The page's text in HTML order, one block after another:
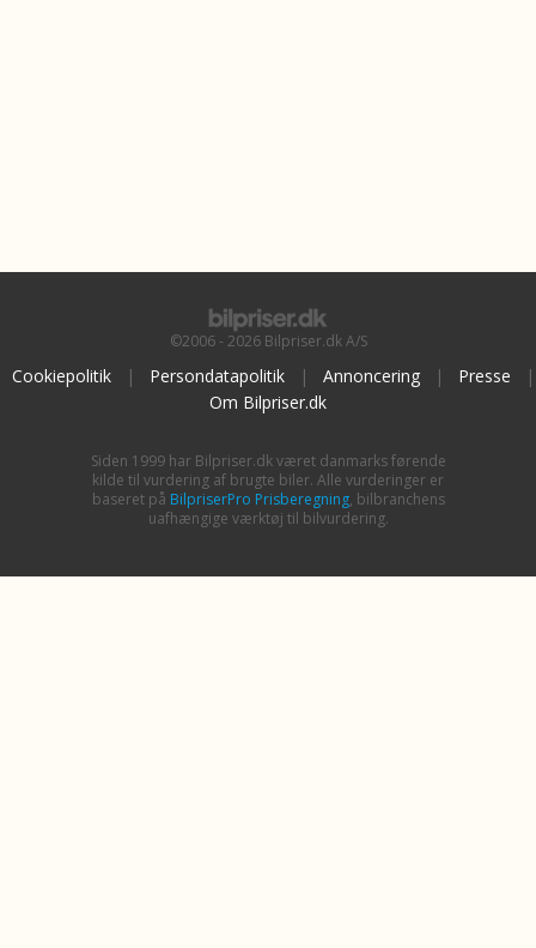
©2006 - 2026 Bilpriser.dk A/S
Cookiepolitik | Persondatapolitik | Annoncering | Presse
|
Om Bilpriser.dk
Siden 1999 har Bilpriser.dk været danmarks førende
kilde til vurdering af brugte biler. Alle vurderinger er
baseret på BilpriserPro Prisberegning, bilbranchens
uafhængige værktøj til bilvurdering.